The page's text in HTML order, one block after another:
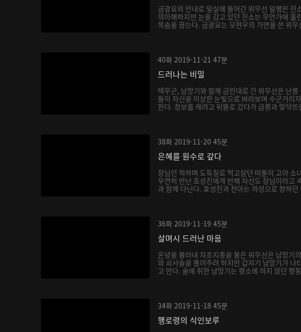
금광요의 안내로 밀실에 들어간 위무선 일행은 진
의아해하지만 눈을 감고 있던 진소는 무언가에 홀
목숨을 끊는다. 금광요는 모현우의 가면을 쓴 위무
40화 2019-11-21 47분
드러나는 비밀
택무군, 남망기와 함께 금린대로 간 위무선은 난릉
들이 자신을 이상한 눈빛으로 바라보며 수군거리
한다. 정보를 캐려고 뒤뜰로 갔다가 금릉과 맞닥뜨
38화 2019-11-20 45분
은혜를 원수로 갚다
장님인 척하며 도둑질로 먹고살던 떠돌이 고아 소
우연히 만난 효성진에게 반해 자신도 장님이라고
과 함께 다닌다. 효성진과 천아는 의성으로 향하던
36화 2019-11-19 45분
살며시 드러난 마음
온녕을 불러내 자초지종을 물은 위무선은 남망기
와 쇠사슬을 풀어주려 하지만 갑자기 남망기가 나
고 만다. 술에 취한 남망기는 평소에 하지 않던 행
34화 2019-11-18 45분
행로령의 식인보루